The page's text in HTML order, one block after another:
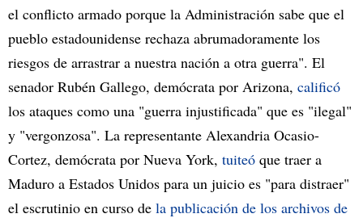
el conflicto armado porque la Administración sabe que el
pueblo estadounidense rechaza abrumadoramente los
riesgos de arrastrar a nuestra nación a otra guerra". El
senador Rubén Gallego, demócrata por Arizona, calificó
los ataques como una "guerra injustificada" que es "ilegal"
y "vergonzosa". La representante Alexandria Ocasio-
Cortez, demócrata por Nueva York, tuiteó que traer a
Maduro a Estados Unidos para un juicio es "para distraer"
el escrutinio en curso de la publicación de los archivos de